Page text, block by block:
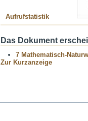
Aufrufstatistik
Das Dokument
7 Mathematisch-
Zur Kurzanzeige